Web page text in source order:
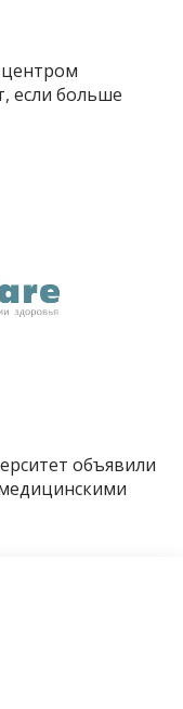
центром
если больше
объявили